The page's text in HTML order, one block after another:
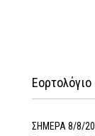
Εορτολόγιο
ΣΗΜΕΡΑ 8/8/